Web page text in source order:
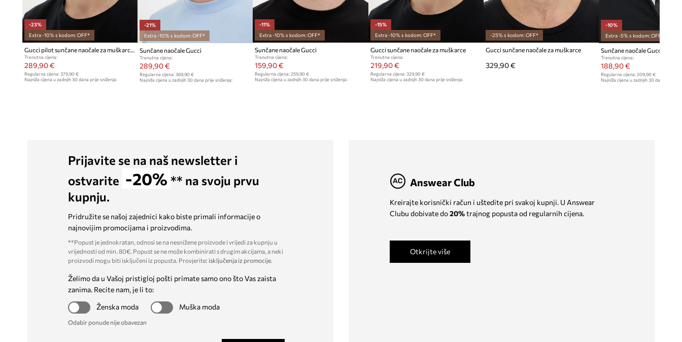
-23%
Extra -10% s kodom: OFF*
Gucci pilot sunčane naočale za muškarce
Trenutna cijena:
289,90 €
Regularna cijena: 379,90 €
Najniža cijena u zadnjih 30 dana prije sniženja:
-21%
Extra -10% s kodom: OFF*
Sunčane naočale Gucci
Trenutna cijena:
289,90 €
Regularna cijena:369,90 €
Najniža cijena u zadnjih 30 dana prije sniženja:
-11%
Extra -10% s kodom: OFF*
Sunčane naočale Gucci
Trenutna cijena:
159,90 €
Regularna cijena: 259,90 €
Najniža cijena u zadnjih 30 dana prije sniženja:
-15%
Extra -10% s kodom: OFF*
Gucci sunčane naočale za muškarce
Trenutna cijena:
219,90 €
Regularna cijena: 329,90 €
Najniža cijena u zadnjih 30 dana prije sniženja:
-25% s kodom: OFF*
Gucci sunčane naočale za muškarce
329,90 €
-10%
Extra -5% s kodom: OFF*
Sunčane naočale Gucci
Trenutna cijena:
188,90 €
Regularna cijena: 209,90 €
Najniža cijena u zadnjih 30 dana prije
Prijavite se na naš newsletter i
ostvarite -20% ** na svoju prvu
kupnju.
Pridružite se našoj zajednici kako biste primali informacije o
najnovijim promocijama i proizvodima.
**Popust je jednokratan, odnosi se na nesnižene proizvode i vrijedi za kupnju u
vrijednosti od min. 80€. Popust se ne može kombinirati s drugim akcijama, a neki
proizvodi mogu biti isključeni iz popusta. Provjerite: isključenja iz promocije.
Želimo da u Vašoj pristigloj pošti primate samo ono što Vas zaista
zanima. Recite nam, je li to:
Ženska moda
Muška moda
Odabir ponude nije obavezan
Answear Club
Kreirajte korisnički račun i uštedite pri svakoj kupnji. U Answear
Clubu dobivate do20%trajnog popusta od regularnih cijena.
Otkrijte više